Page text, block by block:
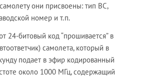
они присвоены: тип ВС,
номер и т.п.
24-битовый код “прошивается” в
самолета, который в
подает в эфир кодированный
около 1000 МГц, содержащий